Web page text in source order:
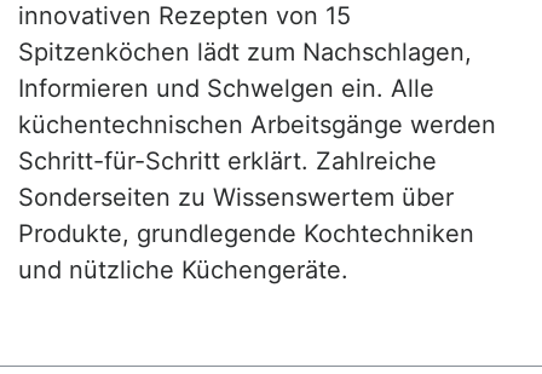
innovativen Rezepten von 15
Spitzenköchen lädt zum Nachschlagen,
Informieren und Schwelgen ein. Alle
küchentechnischen Arbeitsgänge werden
Schritt-für-Schritt erklärt. Zahlreiche
Sonderseiten zu Wissenswertem über
Produkte, grundlegende Kochtechniken
und nützliche Küchengeräte.